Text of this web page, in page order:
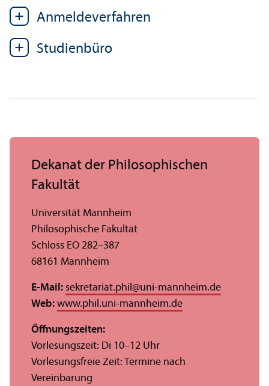
Anmelde­verfahren
Studien­büro
Dekanat der Philosophischen
Fakultät
Universität Mannheim
Philosophische Fakultät
Schloss EO 282–387
68161 Mannheim
E-Mail: sekretariat.phil@uni-mannheim.de
Web: www.phil.uni-mannheim.de
Öffnungs­zeiten:
Vorlesungs­zeit: Di 10–12 Uhr
Vorlesungs­freie Zeit: Termine nach
Vereinbarung